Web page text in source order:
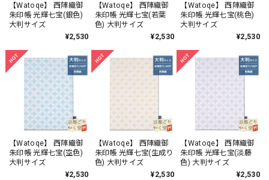
【Watoqe】 西陣織御
朱印帳 光輝七宝(銀色)
大判サイズ
¥2,530
【Watoqe】 西陣織御
朱印帳 光輝七宝(若葉
色) 大判サイズ
¥2,530
【Watoqe】 西陣織御
朱印帳 光輝七宝(桃色)
大判サイズ
¥2,530
【Watoqe】 西陣織御
朱印帳 光輝七宝(空色)
大判サイズ
¥2,530
【Watoqe】 西陣織御
朱印帳 光輝七宝(生成り
色) 大判サイズ
¥2,530
【Watoqe】 西陣織御
朱印帳 光輝七宝(淡藤
色) 大判サイズ
¥2,530